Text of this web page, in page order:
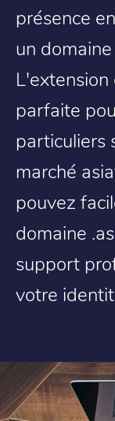
présence
un
parfaite
particuliers
marché
pouvez
domaine
support
votre